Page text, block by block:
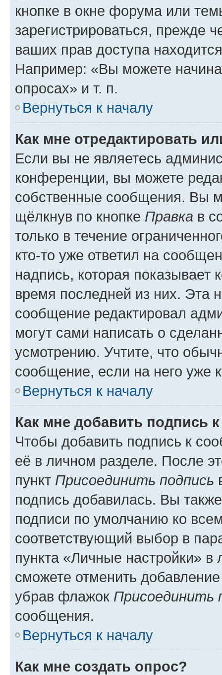
кнопке в окне форума или
зарегистрироваться, прежде
ваших прав доступа
Например: «Вы можете
опросах» и т. п.
Вернуться к началу
Как мне отредактировать
Если вы не являетесь
конференции, вы можете
собственные сообщения. Вы
щёлкнув по кнопке Правка в
только в течение
кто-то уже ответил на
надпись, которая показывает
время последней из них. Эта
сообщение редактировал
могут сами написать о
усмотрению. Учтите, что
сообщение, если на него уже
Вернуться к началу
Как мне добавить подпись
Чтобы добавить подпись к
её в личном разделе. После
пункт Присоединить подпись
подпись добавилась. Вы
подписи по умолчанию ко
соответствующий выбор в
пункта «Личные настройки»
сможете отменить
убрав флажок Присоединить
сообщения.
Вернуться к началу
Как мне создать опрос?